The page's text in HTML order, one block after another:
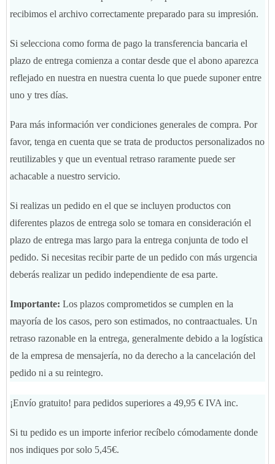
recibimos el archivo correctamente preparado para su impresión.
Si selecciona como forma de pago la transferencia bancaria el
plazo de entrega comienza a contar desde que el abono aparezca
reflejado en nuestra en nuestra cuenta lo que puede suponer entre
uno y tres días.
Para más información ver condiciones generales de compra. Por
favor, tenga en cuenta que se trata de productos personalizados no
reutilizables y que un eventual retraso raramente puede ser
achacable a nuestro servicio.
Si realizas un pedido en el que se incluyen productos con
diferentes plazos de entrega solo se tomara en consideración el
plazo de entrega mas largo para la entrega conjunta de todo el
pedido. Si necesitas recibir parte de un pedido con más urgencia
deberás realizar un pedido independiente de esa parte.
Importante: Los plazos comprometidos se cumplen en la
mayoría de los casos, pero son estimados, no contraactuales. Un
retraso razonable en la entrega, generalmente debido a la logística
de la empresa de mensajería, no da derecho a la cancelación del
pedido ni a su reintegro.
¡Envío gratuito! para pedidos superiores a 49,95 € IVA inc.
Si tu pedido es un importe inferior recíbelo cómodamente donde
nos indiques por solo 5,45€.